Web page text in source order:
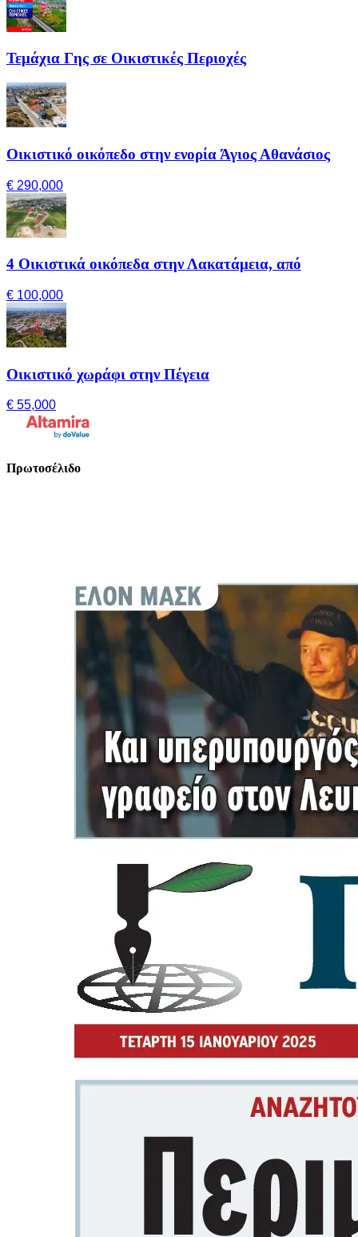
Τεμάχια Γης σε Οικιστικές Περιοχές
Οικιστικό οικόπεδο στην ενορία Άγιος Αθανάσιος
€ 290,000
4 Οικιστικά οικόπεδα στην Λακατάμεια, από
€ 100,000
Οικιστικό χωράφι στην Πέγεια
€ 55,000
Πρωτοσέλιδο